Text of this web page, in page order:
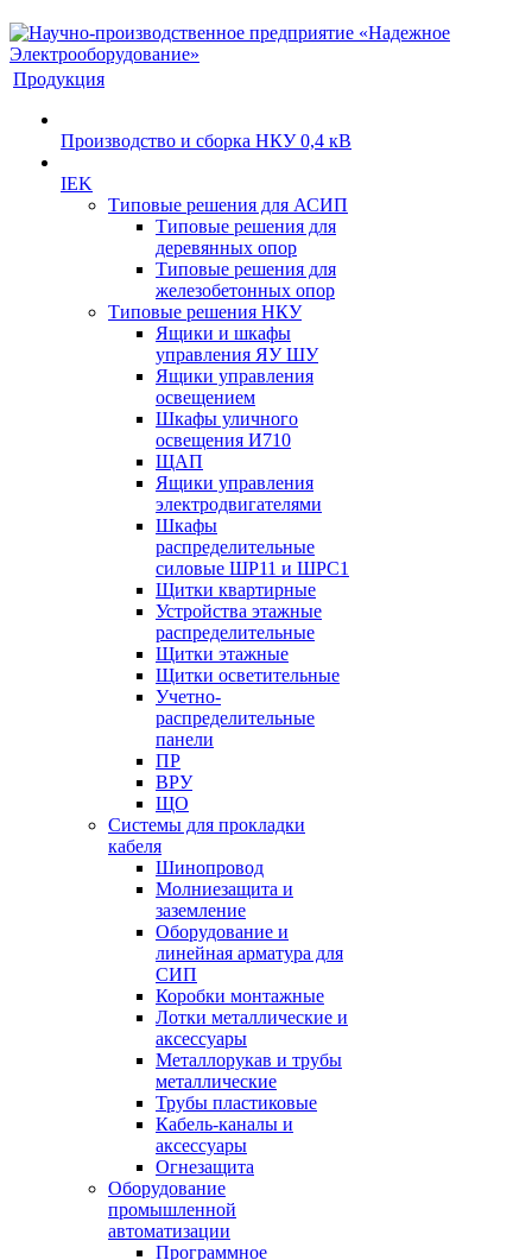
Продукция
Производство и сборка НКУ 0,4 кВ
IEK
Типовые решения для АСИП
Типовые решения для
деревянных опор
Типовые решения для
железобетонных опор
Типовые решения НКУ
Ящики и шкафы
управления ЯУ ШУ
Ящики управления
освещением
Шкафы уличного
освещения И710
ЩАП
Ящики управления
электродвигателями
Шкафы
распределительные
силовые ШР11 и ШРС1
Щитки квартирные
Устройства этажные
распределительные
Щитки этажные
Щитки осветительные
Учетно-
распределительные
панели
ПР
ВРУ
ЩО
Системы для прокладки
кабеля
Шинопровод
Молниезащита и
заземление
Оборудование и
линейная арматура для
СИП
Коробки монтажные
Лотки металлические и
аксессуары
Металлорукав и трубы
металлические
Трубы пластиковые
Кабель-каналы и
аксессуары
Огнезащита
Оборудование
промышленной
автоматизации
Программное